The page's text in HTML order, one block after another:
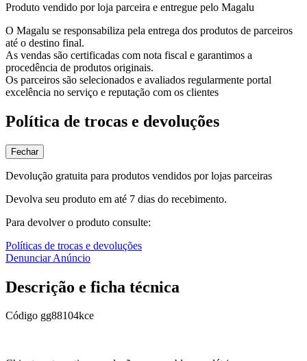
Produto vendido por loja parceira e entregue pelo Magalu
O Magalu se responsabiliza pela entrega dos produtos de parceiros
até o destino final.
As vendas são certificadas com nota fiscal e garantimos a
procedência de produtos originais.
Os parceiros são selecionados e avaliados regularmente portal
excelência no serviço e reputação com os clientes
Política de trocas e devoluções
Fechar
Devolução gratuita para produtos vendidos por lojas parceiras
Devolva seu produto em até 7 dias do recebimento.
Para devolver o produto consulte:
Políticas de trocas e devoluções
Denunciar Anúncio
Descrição e ficha técnica
Código gg88104kce